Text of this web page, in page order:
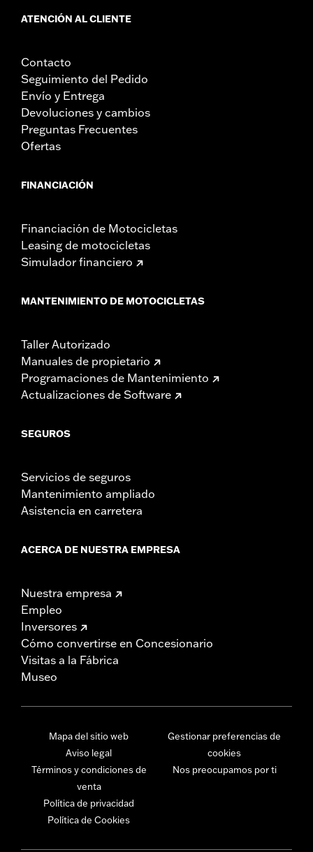
ATENCIÓN AL CLIENTE
Contacto
Seguimiento del Pedido
Envío y Entrega
Devoluciones y cambios
Preguntas Frecuentes
Ofertas
FINANCIACIÓN
Financiación de Motocicletas
Leasing de motocicletas
Simulador financiero
MANTENIMIENTO DE MOTOCICLETAS
Taller Autorizado
Manuales de propietario
Programaciones de Mantenimiento
Actualizaciones de Software
SEGUROS
Servicios de seguros
Mantenimiento ampliado
Asistencia en carretera
ACERCA DE NUESTRA EMPRESA
Nuestra empresa
Empleo
Inversores
Cómo convertirse en Concesionario
Visitas a la Fábrica
Museo
Mapa del sitio web
Aviso legal
Términos y condiciones de
venta
Política de privacidad
Política de Cookies
Gestionar preferencias de
cookies
Nos preocupamos por ti